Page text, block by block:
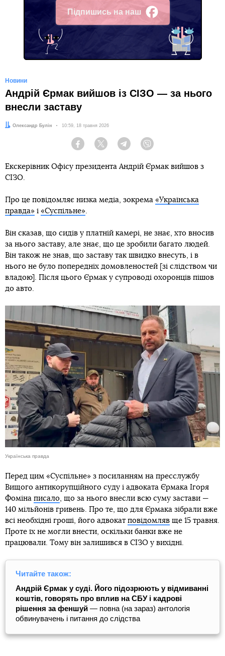
Підпишись на наш
Facebook
Новини
Андрій Єрмак вийшов із СІЗО — за нього
внесли заставу
Автор:
Олександр Булін Дата:
10:59, 18 травня 2026
Facebook Twitter Telegram
Екскерівник Офісу президента Андрій Єрмак вийшов з
СІЗО.
Про це повідомляє низка медіа, зокрема «Українська
правда» і «Суспільне».
Він сказав, що сидів у платній камері, не знає, хто вносив
за нього заставу, але знає, що це зробили багато людей.
Він також не знав, що заставу так швидко внесуть, і в
нього не було попередніх домовленостей [зі слідством чи
владою]. Після цього Єрмак у супроводі охоронців пішов
до авто.
Українська правда
Перед цим «Суспільне» з посиланням на пресслужбу
Вищого антикорупційного суду і адвоката Єрмака Ігоря
Фоміна писало , що за нього внесли всю суму застави —
140 мільйонів гривень. Про те, що для Єрмака зібрали вже
всі необхідні гроші, його адвокат повідомляв ще 15 травня.
Проте їх не могли внести, оскільки банки вже не
працювали. Тому він залишився в СІЗО у вихідні.
Читайте також:
Андрій Єрмак у суді. Його підозрюють у відмиванні
коштів, говорять про вплив на СБУ і кадрові
рішення за феншуй — повна (на зараз) антологія
обвинувачень і питання до слідства